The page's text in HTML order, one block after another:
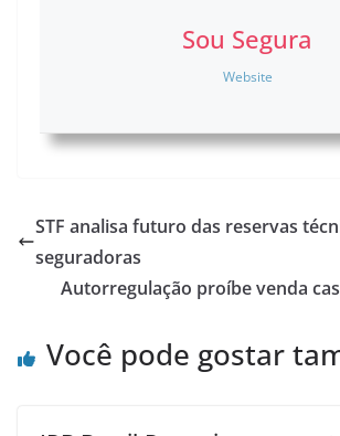
Sou Segura
Website
STF analisa futuro das reservas
seguradoras
Autorregulação proíbe venda
Você pode gostar